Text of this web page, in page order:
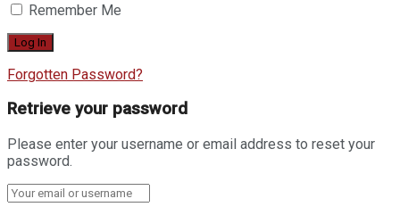
Remember Me
Forgotten Password?
Retrieve your password
Please enter your username or email address to reset your
password.